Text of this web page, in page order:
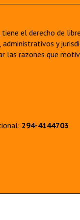
el derecho de
y
las razones que
294-4144703